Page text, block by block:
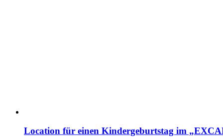
Location für einen Kindergeburtstag im